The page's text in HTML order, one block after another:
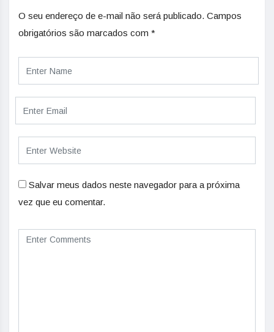
O seu endereço de e-mail não será publicado. Campos
obrigatórios são marcados com *
Salvar meus dados neste navegador para a próxima
vez que eu comentar.